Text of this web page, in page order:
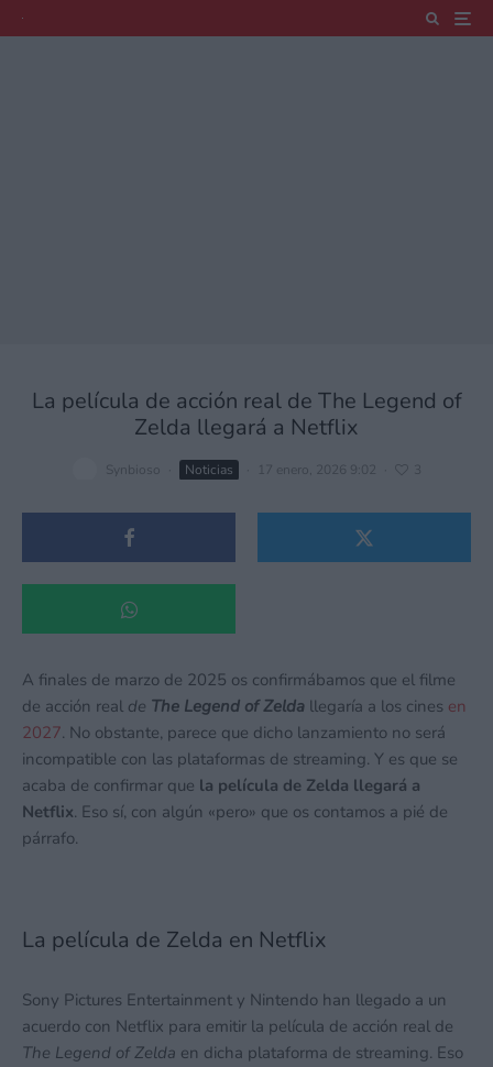
La película de acción real de The Legend of
Zelda llegará a Netflix
Synbioso Noticias 17 enero, 2026 9:02 3
A finales de marzo de 2025 os confirmábamos que el filme
de acción real de The Legend of Zelda llegaría a los cines en
2027. No obstante, parece que dicho lanzamiento no será
incompatible con las plataformas de streaming. Y es que se
acaba de confirmar que la película de Zelda llegará a
Netflix. Eso sí, con algún «pero» que os contamos a pié de
párrafo.
La película de Zelda en Netflix
Sony Pictures Entertainment y Nintendo han llegado a un
acuerdo con Netflix para emitir la película de acción real de
The Legend of Zelda en dicha plataforma de streaming. Eso